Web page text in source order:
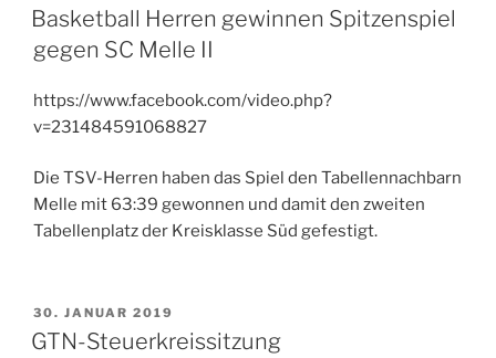
AM
Basketball Herren gewinnen Spitzenspiel
gegen SC Melle II
https://www.facebook.com/video.php?
v=231484591068827
Die TSV-Herren haben das Spiel den Tabellennachbarn
Melle mit 63:39 gewonnen und damit den zweiten
Tabellenplatz der Kreisklasse Süd gefestigt.
VERÖFFENTLICHT
AM
30. JANUAR 2019
GTN-Steuerkreissitzung